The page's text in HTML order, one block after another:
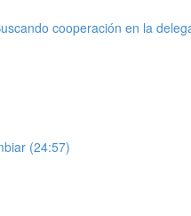
cooperación en la
(24:57)